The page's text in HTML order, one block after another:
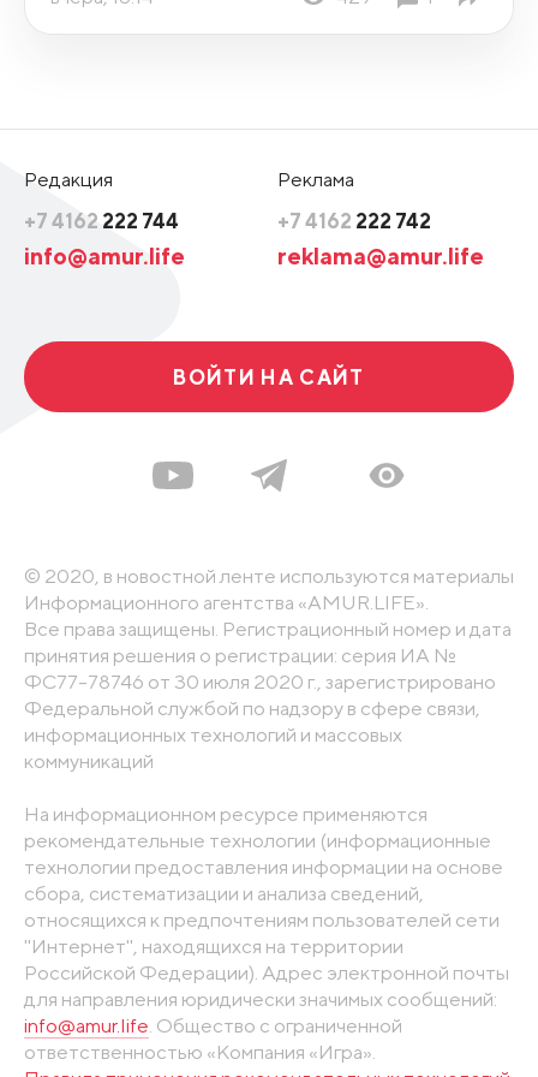
Редакция
+7 4162 222 744
info@amur.life
Реклама
+7 4162 222 742
reklama@amur.life
ВОЙТИ НА САЙТ
© 2020, в новостной ленте используются материалы
Информационного агентства «AMUR.LIFE».
Все права защищены. Регистрационный номер и дата
принятия решения о регистрации: серия ИА №
ФС77-78746 от 30 июля 2020 г., зарегистрировано
Федеральной службой по надзору в сфере связи,
информационных технологий и массовых
коммуникаций
На информационном ресурсе применяются
рекомендательные технологии (информационные
технологии предоставления информации на основе
сбора, систематизации и анализа сведений,
относящихся к предпочтениям пользователей сети
"Интернет", находящихся на территории
Российской Федерации). Адрес электронной почты
для направления юридически значимых сообщений:
info@amur.life . Общество с ограниченной
ответственностью «Компания «Игра».